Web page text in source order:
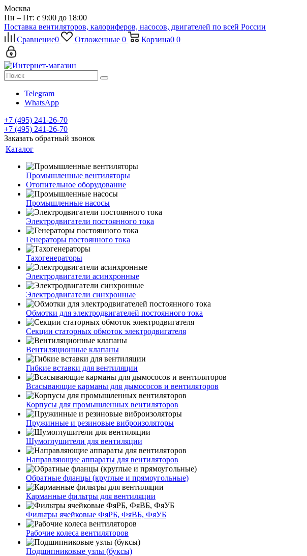
Москва
Пн – Пт: с 9:00 до 18:00
Поставка вентиляторов, калориферов, насосов, двигателей по всей России
Сравнение0 Отложенные 0 Корзина0 0
Telegram
WhatsApp
+7 (495) 241-26-70
+7 (495) 241-26-70
Заказать обратный звонок
Каталог
Промышленные вентиляторы
Отопительное оборудование
Промышленные насосы
Электродвигатели постоянного тока
Генераторы постоянного тока
Тахогенераторы
Электродвигатели асинхронные
Электродвигатели синхронные
Обмотки для электродвигателей постоянного тока
Секции статорных обмоток электродвигателя
Вентиляционные клапаны
Гибкие вставки для вентиляции
Всасывающие карманы для дымососов и вентиляторов
Корпусы для промышленных вентиляторов
Пружинные и резиновые виброизоляторы
Шумоглушители для вентиляции
Направляющие аппараты для вентиляторов
Обратные фланцы (круглые и прямоугольные)
Карманные фильтры для вентиляции
Фильтры ячейковые ФяРБ, ФяВБ, ФяУБ
Рабочие колеса вентиляторов
Подшипниковые узлы (буксы)